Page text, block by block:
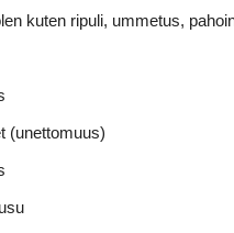
kuten ripuli, ummetus,
(unettomuus)